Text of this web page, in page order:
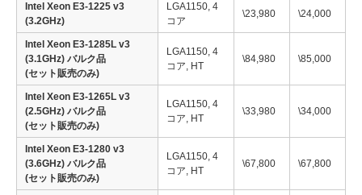
Intel Xeon E3-1225 v3
(3.2GHz)
LGA1150, 4
コア
\23,980 \24,000
Intel Xeon E3-1285L v3
(3.1GHz) バルク品
(セット販売のみ)
LGA1150, 4
コア, HT
\84,980 \85,000
Intel Xeon E3-1265L v3
(2.5GHz) バルク品
(セット販売のみ)
LGA1150, 4
コア, HT
\33,980 \34,000
Intel Xeon E3-1280 v3
(3.6GHz) バルク品
(セット販売のみ)
LGA1150, 4
コア, HT
\67,800 \67,800